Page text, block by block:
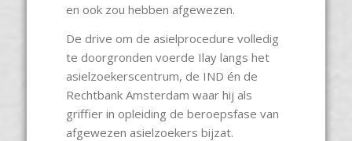
en ook zou hebben afgewezen.
De drive om de asielprocedure volledig
te doorgronden voerde Ilay langs het
asielzoekerscentrum, de IND én de
Rechtbank Amsterdam waar hij als
griffier in opleiding de beroepsfase van
afgewezen asielzoekers bijzat.